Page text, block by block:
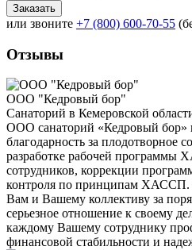
или звоните +7 (800) 600-70-55
Отзывы
ООО "Кедровый бор"
Санаторий в Кемеровской
ООО санаторий «Кедровый бор»
благодарность за плодотворное
разработке рабочей программы
сотрудников, коррекции
контроля по принципам ХАССП.
Вам и Вашему коллективу за
серьезное отношение к своему
каждому Вашему сотруднику
финансовой стабильности и